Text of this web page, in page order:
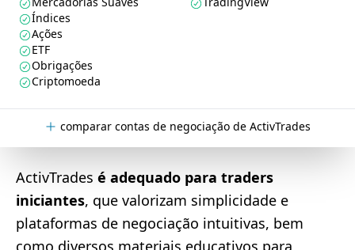
Índices
Ações
ETF
Obrigações
Criptomoeda
comparar contas de negociação de ActivTrades
ActivTrades é adequado para traders
iniciantes, que valorizam simplicidade e
plataformas de negociação intuitivas, bem
como diversos materiais educativos para